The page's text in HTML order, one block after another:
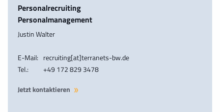
Personalrecruiting
Personalmanagement
Justin Walter
E-Mail: recruiting[at]terranets-bw.de
Tel.:
+49 172 829 3478
Jetzt kontaktieren